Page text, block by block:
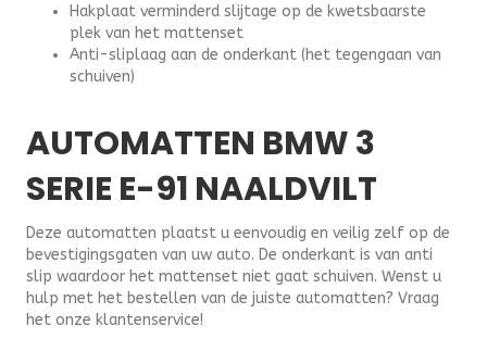
Hakplaat verminderd slijtage op de kwetsbaarste
plek van het mattenset
Anti-sliplaag aan de onderkant (het tegengaan van
schuiven)
AUTOMATTEN BMW 3
SERIE E-91 NAALDVILT
Deze automatten plaatst u eenvoudig en veilig zelf op de
bevestigingsgaten van uw auto. De onderkant is van anti
slip waardoor het mattenset niet gaat schuiven. Wenst u
hulp met het bestellen van de juiste automatten? Vraag
het onze klantenservice!